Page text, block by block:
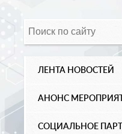
ЛЕНТА НОВОСТЕЙ
АНОНС
СОЦИАЛЬНОЕ